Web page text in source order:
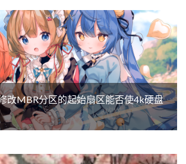
改MBR分区的起始扇区能否使4k硬盘